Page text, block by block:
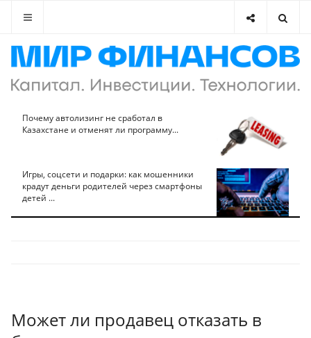
Почему автолизинг не сработал в
Казахстане и отменят ли программу...
Игры, соцсети и подарки: как мошенники
крадут деньги родителей через смартфоны
детей ...
Может ли продавец отказать в